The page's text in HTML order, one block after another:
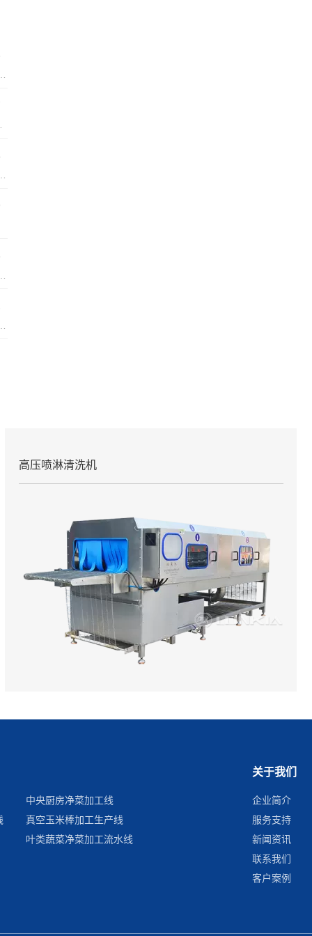
高压喷淋清洗机
中央厨房净菜加工线
真空玉米棒加工生产线
叶类蔬菜净菜加工流水线
关于我们
企业简介
服务支持
新闻资讯
联系我们
客户案例